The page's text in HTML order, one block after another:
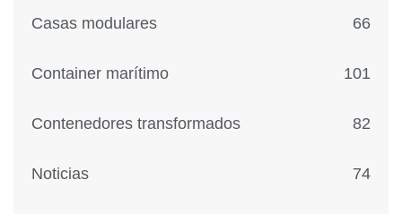
Casas modulares 66
Container marítimo 101
Contenedores transformados 82
Noticias 74